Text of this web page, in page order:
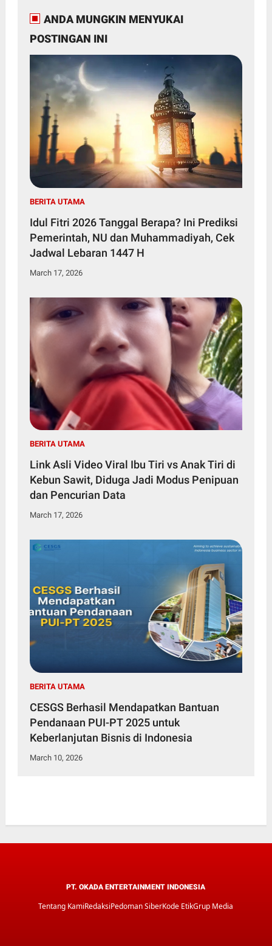
ANDA MUNGKIN MENYUKAI
POSTINGAN INI
BERITA UTAMA
Idul Fitri 2026 Tanggal Berapa? Ini Prediksi
Pemerintah, NU dan Muhammadiyah, Cek
Jadwal Lebaran 1447 H
March 17, 2026
BERITA UTAMA
Link Asli Video Viral Ibu Tiri vs Anak Tiri di
Kebun Sawit, Diduga Jadi Modus Penipuan
dan Pencurian Data
March 17, 2026
BERITA UTAMA
CESGS Berhasil Mendapatkan Bantuan
Pendanaan PUI-PT 2025 untuk
Keberlanjutan Bisnis di Indonesia
March 10, 2026
PT. OKADA ENTERTAINMENT INDONESIA
Tentang KamiRedaksiPedoman SiberKode EtikGrup Media